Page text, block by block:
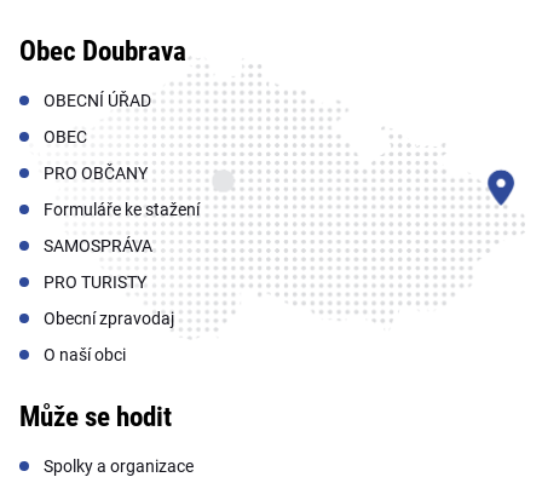
Obec Doubrava
OBECNÍ ÚŘAD
OBEC
PRO OBČANY
Formuláře ke stažení
SAMOSPRÁVA
PRO TURISTY
Obecní zpravodaj
O naší obci
Může se hodit
Spolky a organizace